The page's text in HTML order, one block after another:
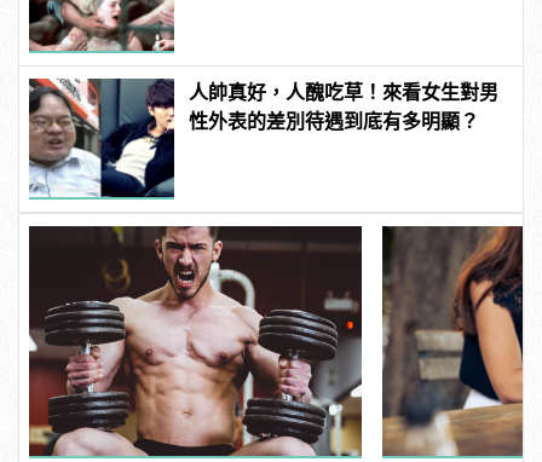
人帥真好，人醜吃草！來看女生對男
性外表的差別待遇到底有多明顯？